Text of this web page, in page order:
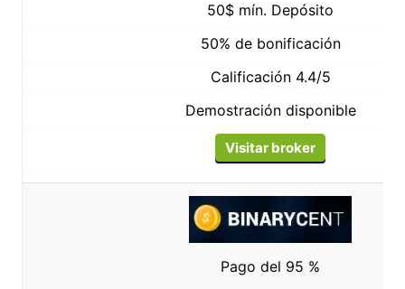
50$ mín. Depósito
50% de bonificación
Calificación 4.4/5
Demostración disponible
Visitar broker
Pago del 95 %